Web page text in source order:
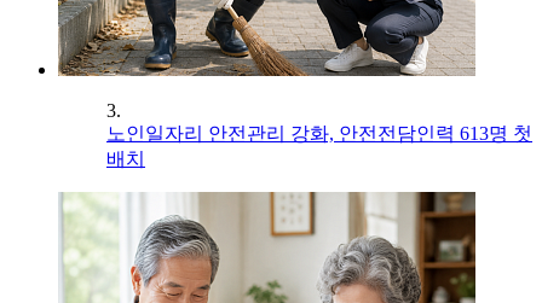
3.
노인일자리 안전관리 강화, 안전전담인력 613명 첫
배치